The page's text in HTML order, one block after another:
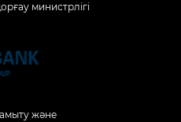
министрлігі
және